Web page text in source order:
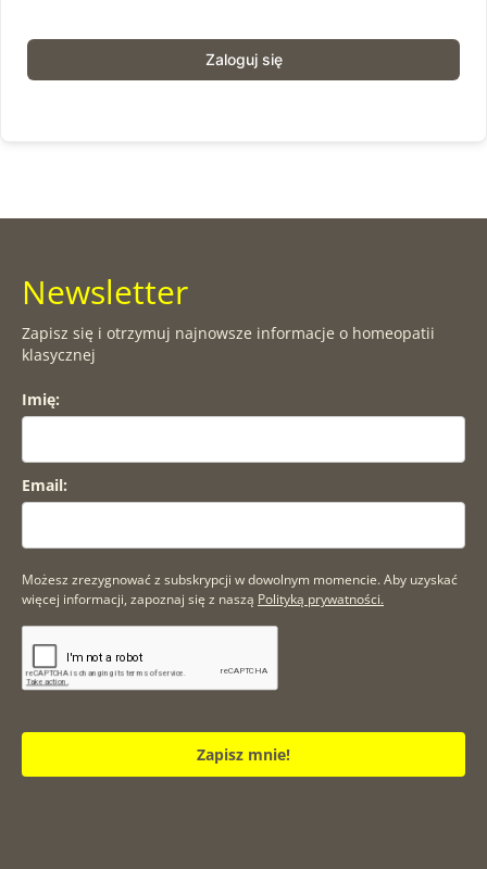
Zaloguj się
Newsletter
Zapisz się i otrzymuj najnowsze informacje o homeopatii
klasycznej
Imię:
Email:
Możesz zrezygnować z subskrypcji w dowolnym momencie. Aby uzyskać
więcej informacji, zapoznaj się z naszą Polityką prywatności.
Zapisz mnie!